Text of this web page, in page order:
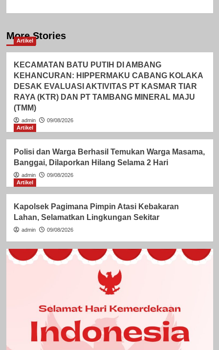
More Stories
Artikel
KECAMATAN BATU PUTIH DI AMBANG
KEHANCURAN: HIPPERMAKU CABANG KOLAKA
DESAK EVALUASI AKTIVITAS PT KASMAR TIAR
RAYA (KTR) DAN PT TAMBANG MINERAL MAJU
(TMM)
admin
09/08/2026
Artikel
Polisi dan Warga Berhasil Temukan Warga Masama,
Banggai, Dilaporkan Hilang Selama 2 Hari
admin
09/08/2026
Artikel
Kapolsek Pagimana Pimpin Atasi Kebakaran
Lahan, Selamatkan Lingkungan Sekitar
admin 09/08/2026